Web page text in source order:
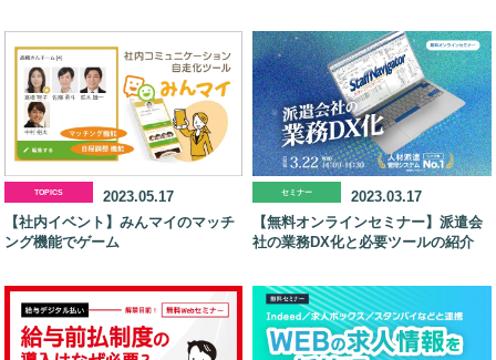
TOPICS
2023.05.17
【社内イベント】みんマイのマッチ
ング機能でゲーム
セミナー
2023.03.17
【無料オンラインセミナー】派遣会
社の業務DX化と必要ツールの紹介